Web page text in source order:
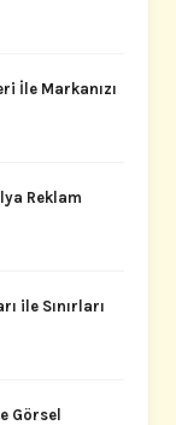
İle Markanızı
Reklam
ile Sınırları
Görsel